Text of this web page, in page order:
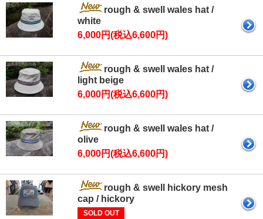
rough & swell wales hat /
white
6,000円(税込6,600円)
rough & swell wales hat /
light beige
6,000円(税込6,600円)
rough & swell wales hat /
olive
6,000円(税込6,600円)
rough & swell hickory mesh
cap / hickory
SOLD OUT